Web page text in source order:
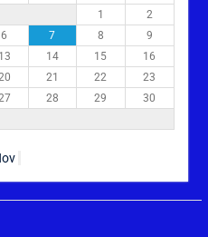
1
2
6 7 8
9
13 14 15
16
21 22
23
28 29
30